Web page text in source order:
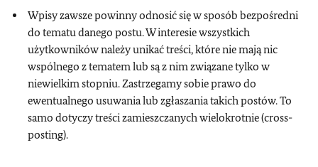
Wpisy zawsze powinny odnosić się w sposób bezpośredni
do tematu danego postu. W interesie wszystkich
użytkowników należy unikać treści, które nie mają nic
wspólnego z tematem lub są z nim związane tylko w
niewielkim stopniu. Zastrzegamy sobie prawo do
ewentualnego usuwania lub zgłaszania takich postów. To
samo dotyczy treści zamieszczanych wielokrotnie (cross-
posting).